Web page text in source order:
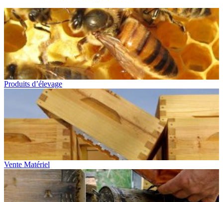
Produits d’élevage
Vente Matériel